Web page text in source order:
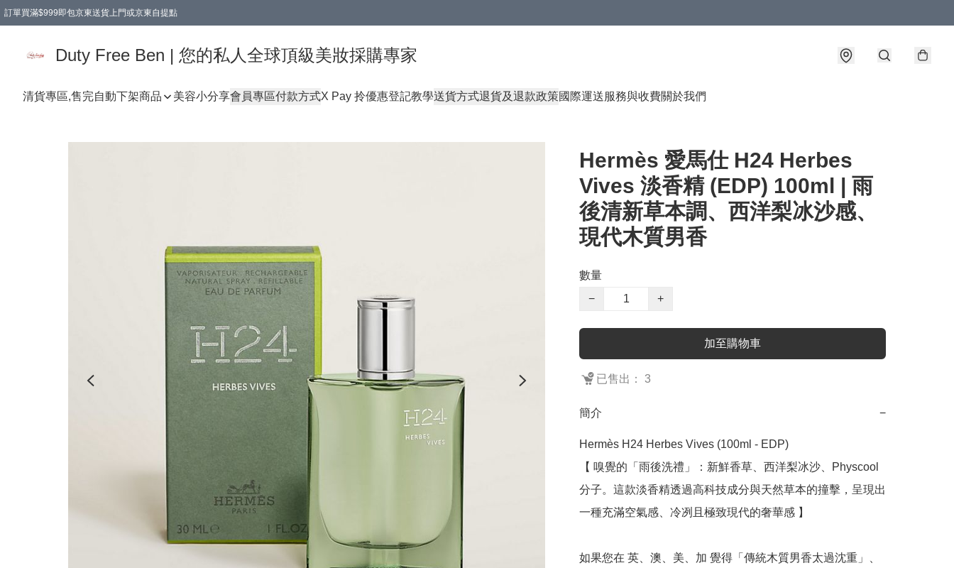
訂單買滿$999即包京東送貨上門或京東自提點
Duty Free Ben | 您的私人全球頂級美妝採購專家
清貨專區,售完自動下架商品 美容小分享會員專區付款方式X Pay 拎優惠登記教學送貨方式退貨及退款政策國際運送服務與收費關於我們
Hermès 愛馬仕 H24 Herbes
Vives 淡香精 (EDP) 100ml | 雨
後清新草本調、西洋梨冰沙感、
現代木質男香
數量
−
+
加至購物車
已售出： 3
簡介 −
Hermès H24 Herbes Vives (100ml - EDP)
【 嗅覺的「雨後洗禮」：新鮮香草、西洋梨冰沙、Physcool
分子。這款淡香精透過高科技成分與天然草本的撞擊，呈現出
一種充滿空氣感、冷冽且極致現代的奢華感 】
如果您在 英、澳、美、加 覺得「傳統木質男香太過沈重」、